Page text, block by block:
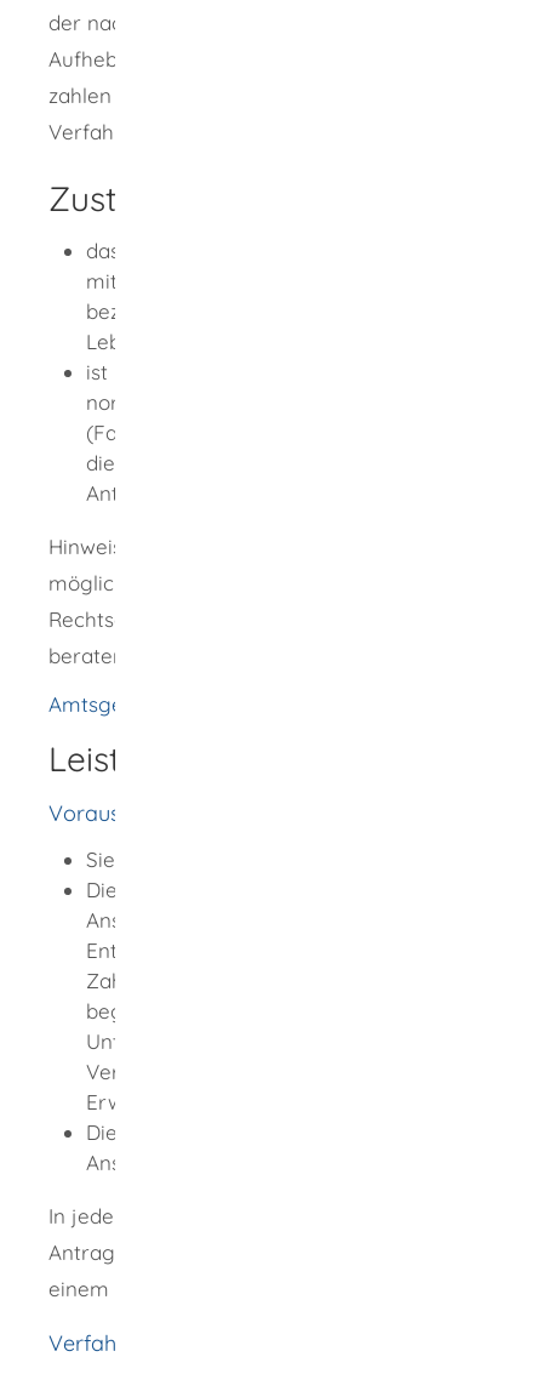
der nach einer Scheidung oder einer
Aufhebung der Lebenspartnerschaft zu
zahlen ist, müssen Sie in einem gesonderten
Verfahren geltend machen.
Zuständige Stelle
das Amtsgericht (Familiengericht), das
mit dem Scheidungsverfahren
beziehungsweise der Aufhebung der
Lebenspartnerschaft befasst ist
ist kein Verfahren anhängig:
normalerweise das Amtsgericht
(Familiengericht), in dessen Bezirk sich
die Antragsgegnerin oder der
Antragsgegner gewöhnlich aufhält
Hinweis: Abweichungen im Einzelfall sind
möglich. Lassen Sie sich durch eine
Rechtsanwältin oder einen Rechtsanwalt
beraten.
Amtsgericht Rottweil
Leistungsdetails
Voraussetzungen
Sie leben dauernd getrennt.
Die Anspruchstellerin oder der
Anspruchsteller ist bedürftig.
Entscheidend sind Einkommen und
Zahlungsverpflichtungen der Unterhalt
begehrenden Partnerin oder des
Unterhalt begehrenden Partners und die
Verpflichtung zu eigener
Erwerbstätigkeit.
Die Anspruchsgegnerin oder der
Anspruchsgegner ist leistungsfähig.
In jedem Fall sollten Sie sich vor der
Antragstellung von einer Rechtsanwältin oder
einem Rechtsanwalt beraten lassen.
Verfahrensablauf